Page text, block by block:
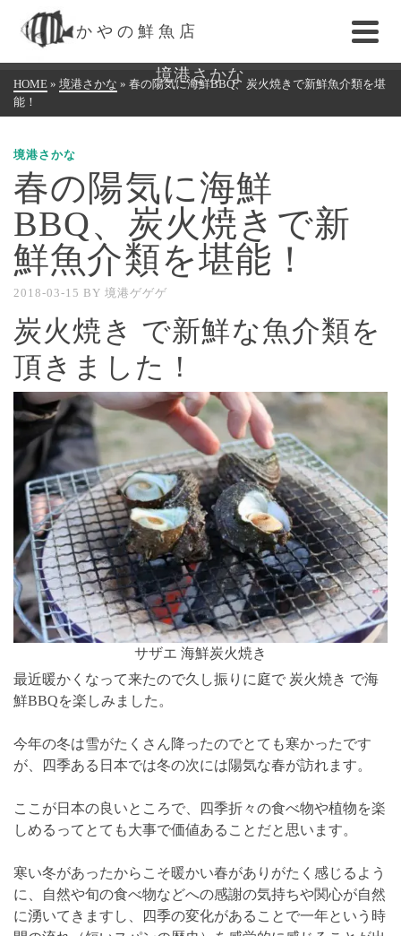
かやの鮮魚店
境港さかな
HOME » 境港さかな » 春の陽気に海鮮BBQ、炭火焼きで新鮮魚介類を堪
能！
境港さかな
春の陽気に海鮮
BBQ、炭火焼きで新
鮮魚介類を堪能！
2018-03-15 BY 境港ゲゲゲ
炭火焼き で新鮮な魚介類を
頂きました！
サザエ 海鮮炭火焼き
最近暖かくなって来たので久し振りに庭で 炭火焼き で海
鮮BBQを楽しみました。
今年の冬は雪がたくさん降ったのでとても寒かったです
が、四季ある日本では冬の次には陽気な春が訪れます。
ここが日本の良いところで、四季折々の食べ物や植物を楽
しめるってとても大事で価値あることだと思います。
寒い冬があったからこそ暖かい春がありがたく感じるよう
に、自然や旬の食べ物などへの感謝の気持ちや関心が自然
に湧いてきますし、四季の変化があることで一年という時